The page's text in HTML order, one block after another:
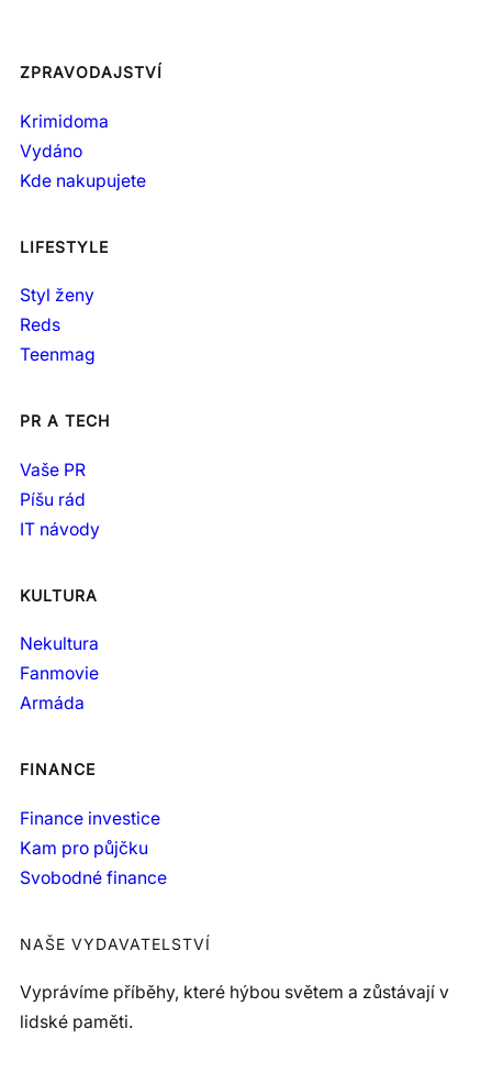
ZPRAVODAJSTVÍ
Krimidoma
Vydáno
Kde nakupujete
LIFESTYLE
Styl ženy
Reds
Teenmag
PR A TECH
Vaše PR
Píšu rád
IT návody
KULTURA
Nekultura
Fanmovie
Armáda
FINANCE
Finance investice
Kam pro půjčku
Svobodné finance
NAŠE VYDAVATELSTVÍ
Vyprávíme příběhy, které hýbou světem a zůstávají v
lidské paměti.